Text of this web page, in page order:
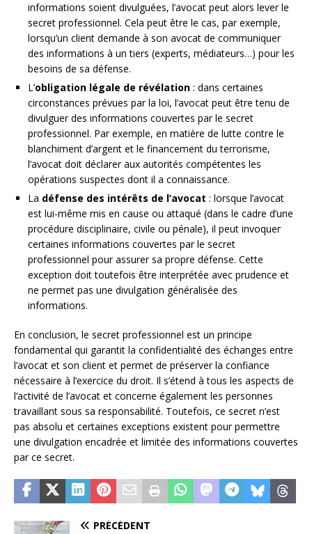
informations soient divulguées, l’avocat peut alors lever le
secret professionnel. Cela peut être le cas, par exemple,
lorsqu’un client demande à son avocat de communiquer
des informations à un tiers (experts, médiateurs…) pour les
besoins de sa défense.
L’obligation légale de révélation : dans certaines
circonstances prévues par la loi, l’avocat peut être tenu de
divulguer des informations couvertes par le secret
professionnel. Par exemple, en matière de lutte contre le
blanchiment d’argent et le financement du terrorisme,
l’avocat doit déclarer aux autorités compétentes les
opérations suspectes dont il a connaissance.
La défense des intérêts de l’avocat : lorsque l’avocat
est lui-même mis en cause ou attaqué (dans le cadre d’une
procédure disciplinaire, civile ou pénale), il peut invoquer
certaines informations couvertes par le secret
professionnel pour assurer sa propre défense. Cette
exception doit toutefois être interprétée avec prudence et
ne permet pas une divulgation généralisée des
informations.
En conclusion, le secret professionnel est un principe
fondamental qui garantit la confidentialité des échanges entre
l’avocat et son client et permet de préserver la confiance
nécessaire à l’exercice du droit. Il s’étend à tous les aspects de
l’activité de l’avocat et concerne également les personnes
travaillant sous sa responsabilité. Toutefois, ce secret n’est
pas absolu et certaines exceptions existent pour permettre
une divulgation encadrée et limitée des informations couvertes
par ce secret.
PRÉCÉDENT